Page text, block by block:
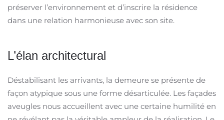
préserver l’environnement et d’inscrire la résidence
dans une relation harmonieuse avec son site.
L’élan architectural
Déstabilisant les arrivants, la demeure se présente de
façon atypique sous une forme désarticulée. Les façades
aveugles nous accueillent avec une certaine humilité en